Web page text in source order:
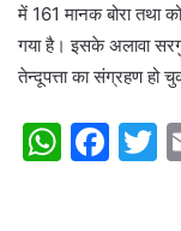
में 161 मानक बोरा तथा
गया है। इसके अलावा
तेन्दूपत्ता का संग्रहण हो
W F
T